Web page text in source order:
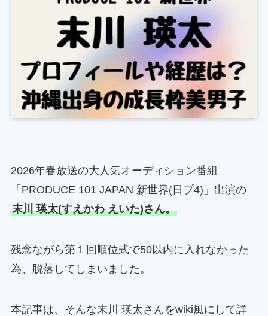
2026年春放送の大人気オーディション番組
「PRODUCE 101 JAPAN 新世界(日プ4)」出演の
末川 瑛太(すえかわ えいた)さん。
残念ながら第１回順位式で50以内に入れなかった
為、脱落してしまいました。
本記事は、そんな末川 瑛太さんをwiki風にして詳